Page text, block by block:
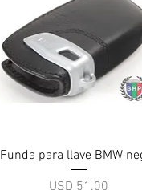
Vista rápida
Funda para llave BMW
Precio
USD 51.00